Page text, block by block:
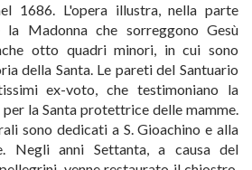
1686. L'opera illustra, nella parte
la Madonna che sorreggono Gesù
otto quadri minori, in cui sono
della Santa. Le pareti del Santuario
ex-voto, che testimoniano la
la Santa protettrice delle mamme.
sono dedicati a S. Gioachino e alla
Negli anni Settanta, a causa del